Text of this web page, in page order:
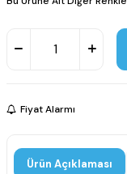
Fiyat Alarmı
Ürün Açıklaması